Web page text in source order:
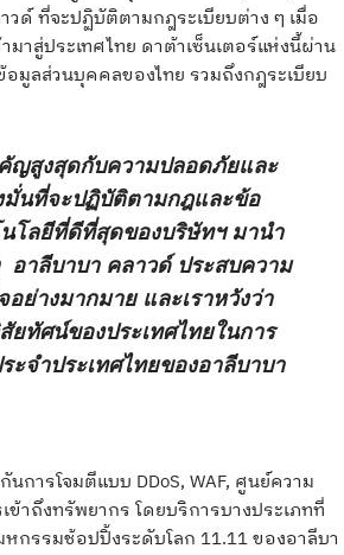
วด์ ที่จะปฏิบัติตามกฎระเบียบต่าง ๆ เมื่อ
าสู่ประเทศไทย ดาต้าเซ็นเตอร์แห่งนี้ผ่าน
มูลส่วนบุคคลของไทย รวมถึงกฎระเบียบ
คัญสูงสุดกับความปลอดภัยและ
มั่นที่จะปฏิบัติตามกฎและข้อ
นโลยีที่ดีที่สุดของบริษัทฯ มานำ
อาลีบาบา คลาวด์ ประสบความ
ย่างมากมาย และเราหวังว่า
ทัศน์ของประเทศไทยในการ
ะจำประเทศไทยของอาลีบาบา
ารโจมตีแบบ DDoS, WAF, ศูนย์ความ
าถึงทรัพยากร โดยบริการบางประเภทที่
กรรมช้อปปิ้งระดับโลก 11.11 ของอาลีบา